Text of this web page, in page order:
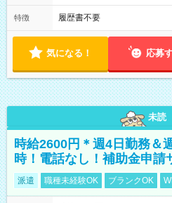
特徴 履歴書不要
気になる！ 応募
未読
時給2600円＊週4日勤務＆
時！電話なし！補助金申請
派遣 職種未経験OK ブランクOK